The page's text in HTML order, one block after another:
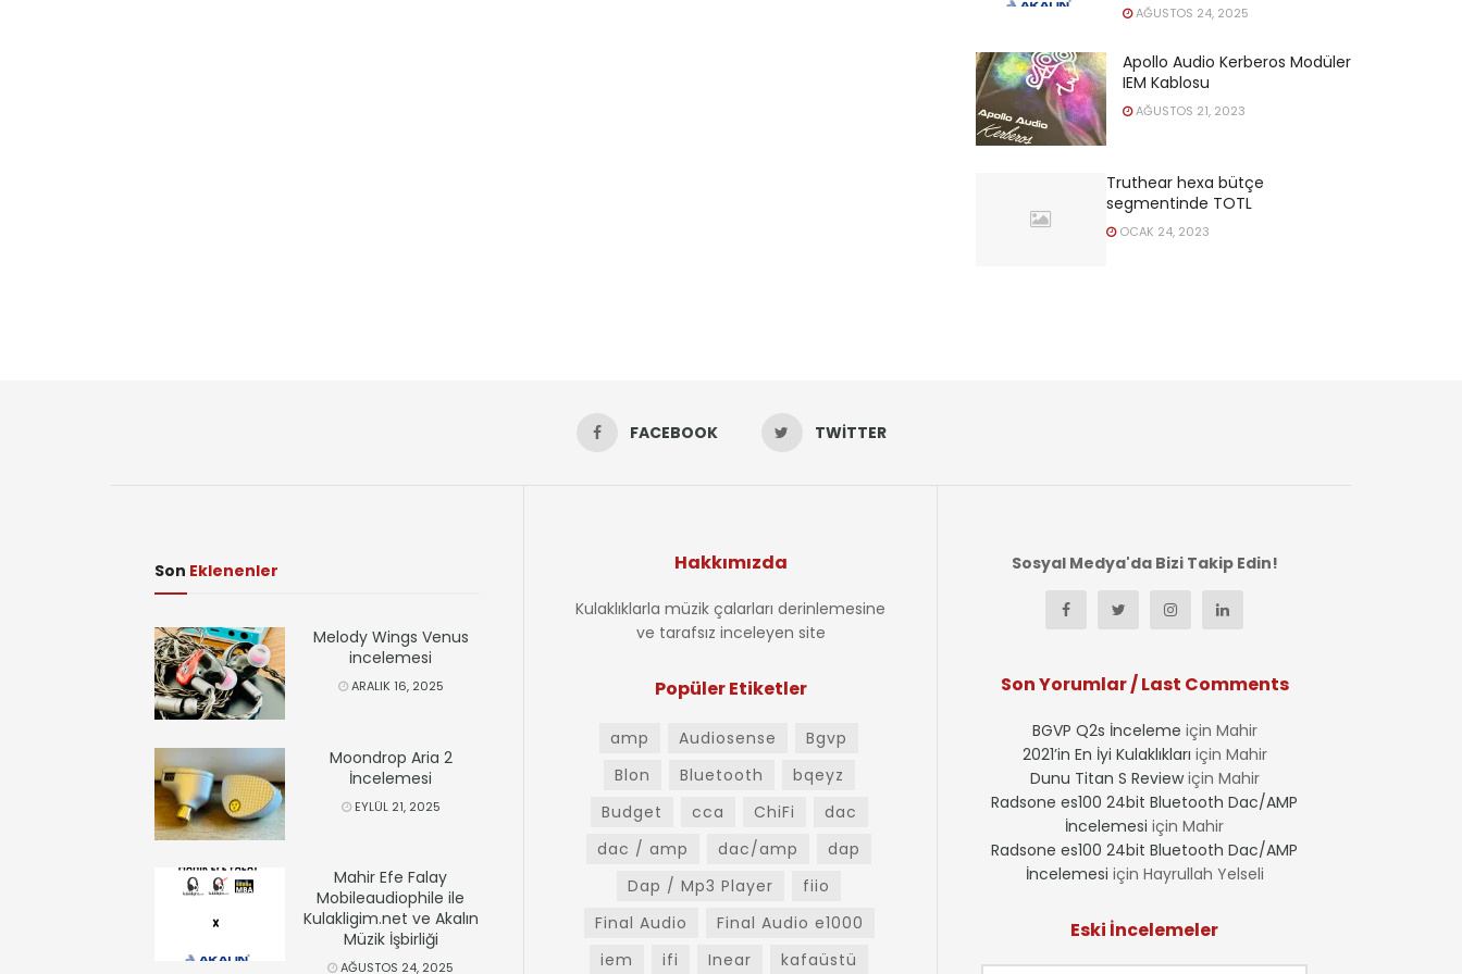
AĞUSTOS 24, 2025
Apollo Audio Kerberos Modüler
IEM Kablosu
AĞUSTOS 21, 2023
Truthear hexa bütçe
segmentinde TOTL
OCAK 24, 2023
FACEBOOK TWITTER
Son Eklenenler
Melody Wings Venus
incelemesi
ARALIK 16, 2025
Moondrop Aria 2
İncelemesi
EYLÜL 21, 2025
Mahir Efe Falay
Mobileaudiophile ile
Kulakligim.net ve Akalın
Müzik İşbirliği
AĞUSTOS 24, 2025
Hakkımızda
Kulaklıklarla müzik çalarları derinlemesine
ve tarafsız inceleyen site
Popüler Etiketler
amp Audiosense
Bgvp
Blon
Bluetooth
bqeyz
Budget
cca ChiFi
dac
dac / amp
dac/amp
dap
Dap / Mp3 Player
fiio
Final Audio
Final Audio e1000
iem
ifi Inear
kafaüstü
Sosyal Medya'da Bizi Takip Edin!
Son Yorumlar / Last Comments
BGVP Q2s İnceleme için Mahir
2021’in En İyi Kulaklıkları için Mahir
Dunu Titan S Reviewiçin Mahir
Radsone es100 24bit Bluetooth Dac/AMP
İncelemesi için Mahir
Radsone es100 24bit Bluetooth Dac/AMP
İncelemesi için Hayrullah Yelseli
Eski İncelemeler